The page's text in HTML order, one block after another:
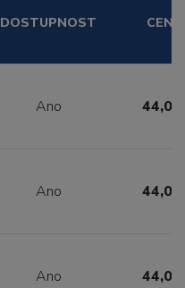
DOSTUPNOST CENA
Ano 44,00
Ano 44,00
Ano 44,00